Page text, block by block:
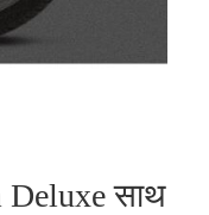
Deluxe साथ